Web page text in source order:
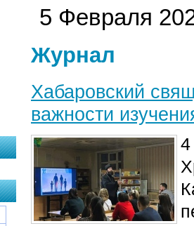
5 Февраля
Журнал
Хабаровский
важности
4